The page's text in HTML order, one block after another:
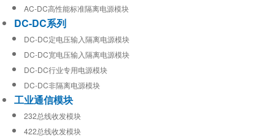
AC-DC高性能标准隔离电源模块
DC-DC系列
DC-DC定电压输入隔离电源模块
DC-DC宽电压输入隔离电源模块
DC-DC行业专用电源模块
DC-DC非隔离电源模块
工业通信模块
232总线收发模块
422总线收发模块